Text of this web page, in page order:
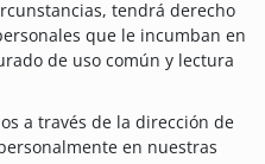
tendrá derecho
que le incumban en
de uso común y lectura
a través de la dirección de
en nuestras